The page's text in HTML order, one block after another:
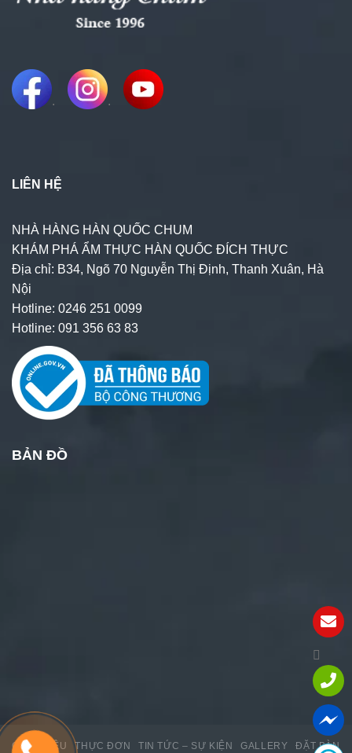
. .
LIÊN HỆ
NHÀ HÀNG HÀN QUỐC CHUM
KHÁM PHÁ ẨM THỰC HÀN QUỐC ĐÍCH THỰC
Địa chỉ: B34, Ngõ 70 Nguyễn Thị Định, Thanh Xuân, Hà
Nội
Hotline: 0246 251 0099
Hotline: 091 356 63 83
BẢN ĐỒ
GIỚI THIỆU THỰC ĐƠN TIN TỨC – SỰ KIỆN GALLERY ĐẶT BÀN